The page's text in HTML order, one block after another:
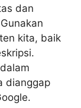
dan
kita, baik
dianggap